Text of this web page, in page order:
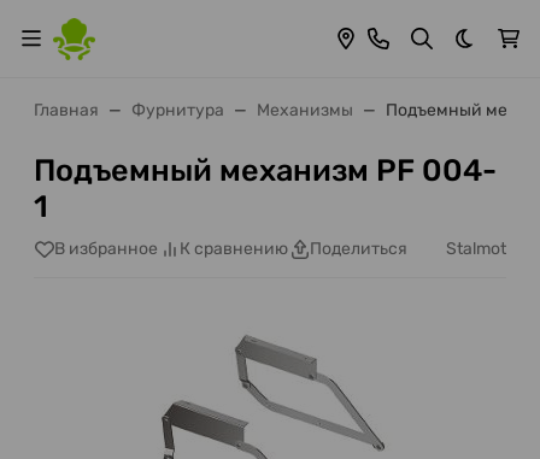
Темная
Главная Фурнитура Механизмы Подъемный
Подъемный механизм PF 004-
1
В избранное К сравнению Поделиться Stalmot